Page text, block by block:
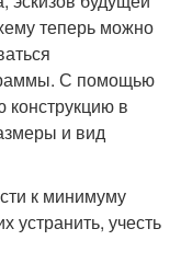
теперь можно
С помощью
конструкцию в
и вид
к минимуму
устранить, учесть